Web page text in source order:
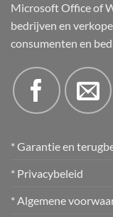
Microsoft Office of
bedrijven en
consumenten en
* Garantie en
* Privacybeleid
* Algemene